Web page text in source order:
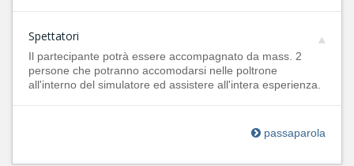
Spettatori
Il partecipante potrà essere accompagnato da mass. 2
persone che potranno accomodarsi nelle poltrone
all'interno del simulatore ed assistere all'intera esperienza.
passaparola